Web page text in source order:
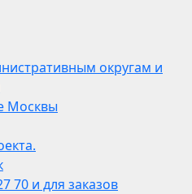
округам и
Москвы
70 и для заказов